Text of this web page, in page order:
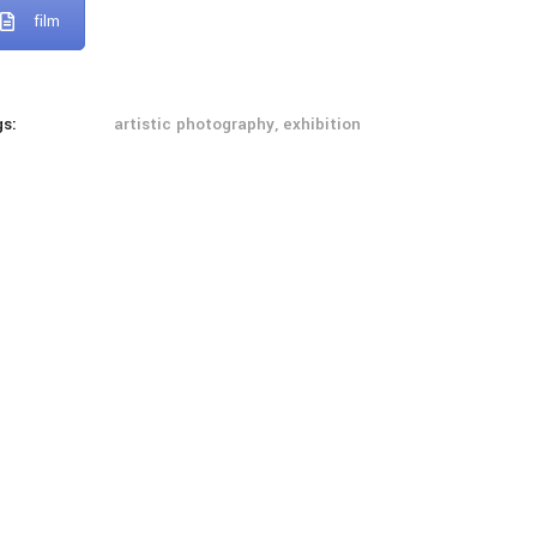
film
artistic photography, exhibition